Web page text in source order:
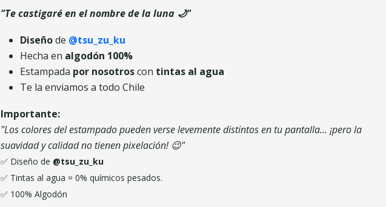
"Te castigaré en el nombre de la luna 🌙"
Diseñode @tsu_zu_ku
Hecha en algodón 100%
Estampada por nosotroscon tintas al agua
Te la enviamos a todo Chile
Importante:
"Los colores del estampado pueden verse levemente distintos en tu pantalla... ¡pero la
suavidad y calidad no tienen pixelación! 😉"
✅ Diseño de @tsu_zu_ku
✅ Tintas al agua = 0% químicos pesados.
✅ 100% Algodón